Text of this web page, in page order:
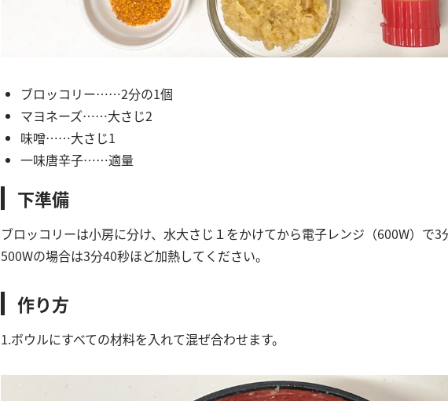
ブロッコリー……2分の1個
マヨネーズ……大さじ2
味噌……大さじ1
一味唐辛子……適量
下準備
ブロッコリーは小房に分け、水大さじ１をかけてから電子レンジ（600W）で3
500Wの場合は3分40秒ほど加熱してください。
作り方
1.ボウルにすべての材料を入れて混ぜ合わせます。